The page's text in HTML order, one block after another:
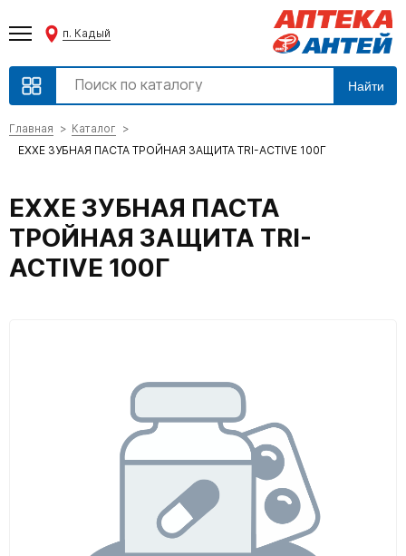
п. Кадый
Найти
Главная
Каталог
ЕХХЕ ЗУБНАЯ ПАСТА ТРОЙНАЯ ЗАЩИТА TRI-ACTIVE 100Г
ЕХХЕ ЗУБНАЯ ПАСТА
ТРОЙНАЯ ЗАЩИТА TRI-
ACTIVE 100Г